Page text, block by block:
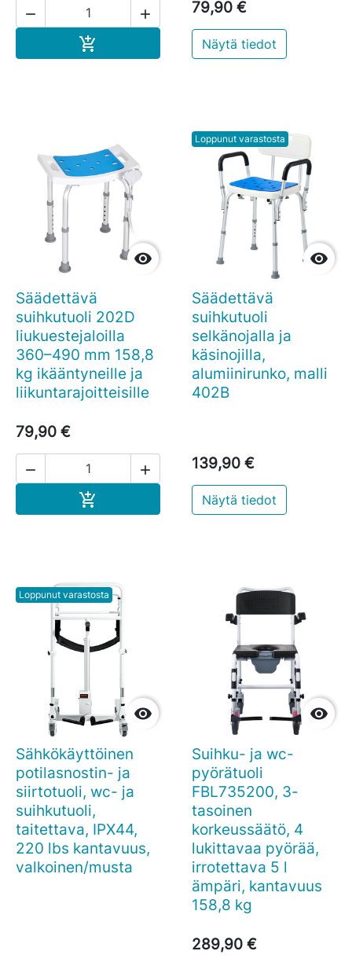
 

79,90 €
Näytä tiedot

Säädettävä
suihkutuoli 202D
liukuestejaloilla
360–490 mm 158,8
kg ikääntyneille ja
liikuntarajoitteisille
79,90 €
 

Loppunut varastosta

Säädettävä
suihkutuoli
selkänojalla ja
käsinojilla,
alumiinirunko, malli
402B
139,90 €
Näytä tiedot
Loppunut varastosta

Sähkökäyttöinen
potilasnostin- ja
siirtotuoli, wc- ja
suihkutuoli,
taitettava, IPX44,
220 lbs kantavuus,
valkoinen/musta

Suihku- ja wc-
pyörätuoli
FBL735200, 3-
tasoinen
korkeussäätö, 4
lukittavaa pyörää,
irrotettava 5 l
ämpäri, kantavuus
158,8 kg
289,90 €